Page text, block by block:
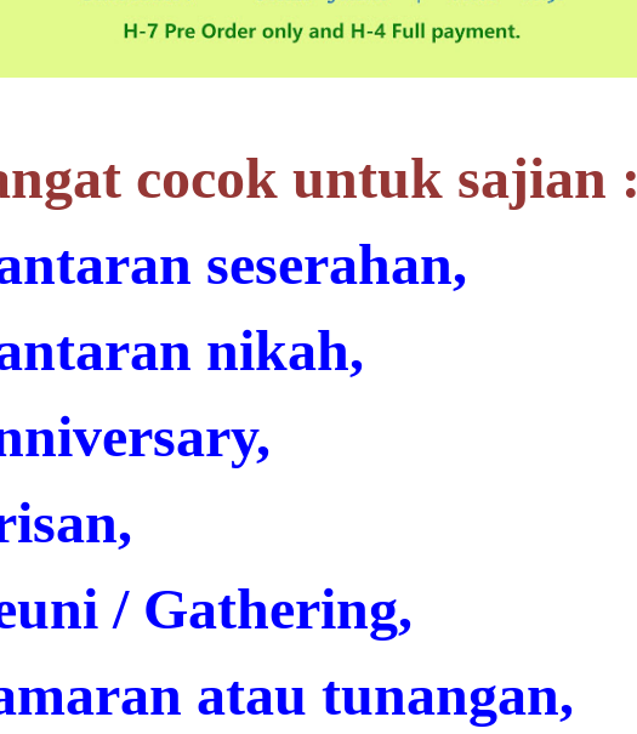
cocok untuk sajian :
seserahan,
nikah,
/ Gathering,
atau tunangan,